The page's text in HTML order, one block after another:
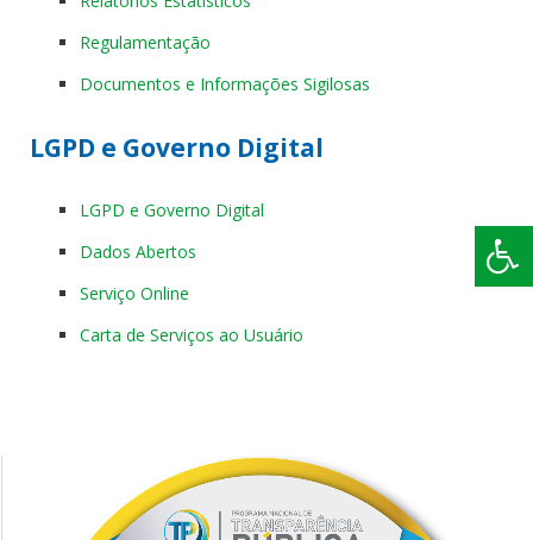
Regulamentação
Documentos e Informações Sigilosas
LGPD e Governo Digital
LGPD e Governo Digital
Dados Abertos
Serviço Online
Carta de Serviços ao Usuário